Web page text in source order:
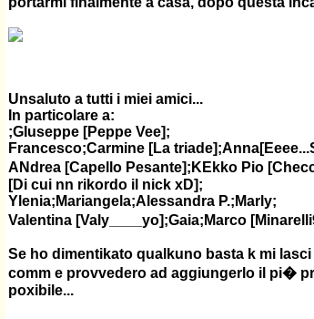
Unsaluto a tutti i miei amici...
In particolare a:
;GIuseppe [Peppe Vee];
Francesco;Carmine [La
ANdrea [Capello Pesante];KEkko Pio
[Di cui nn rikordo il nick xD];
Ylenia;Mariangela;Alessandra P.;Marly;
Valentina [Valy____yo];Gaia;Marco
Se ho dimentikato qualkuno basta k mi lasci
comm e provvedero ad aggiungerlo il pi�
poxibile...